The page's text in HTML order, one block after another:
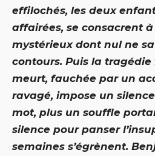
effilochés, les deux
affairées, se consacrent
mystérieux dont nul ne
contours. Puis la tragédie
meurt, fauchée par un
ravagé, impose un
mot, plus un souffle
silence pour panser
semaines s’égrènent.